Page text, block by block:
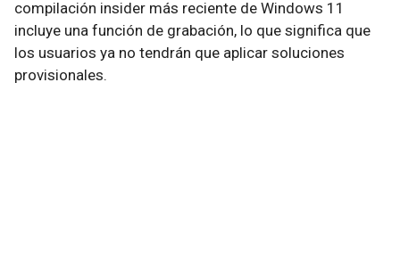
compilación insider más reciente de Windows 11
incluye una función de grabación, lo que significa que
los usuarios ya no tendrán que aplicar soluciones
provisionales.